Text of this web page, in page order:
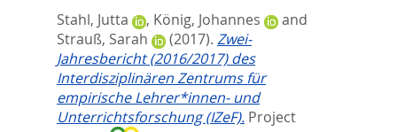
Stahl, Jutta
, König, Johannes
and
Strauß, Sarah
(2017). Zwei-
Jahresbericht (2016/2017) des
Interdisziplinären Zentrums für
empirische Lehrer*innen- und
Unterrichtsforschung (IZeF). Project